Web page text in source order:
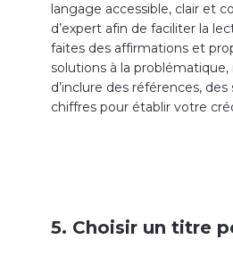
langage accessible, clair et
d’expert afin de faciliter la
faites des affirmations et
solutions à la problématique,
d’inclure des références,
chiffres pour établir votre
5. Choisir un titre